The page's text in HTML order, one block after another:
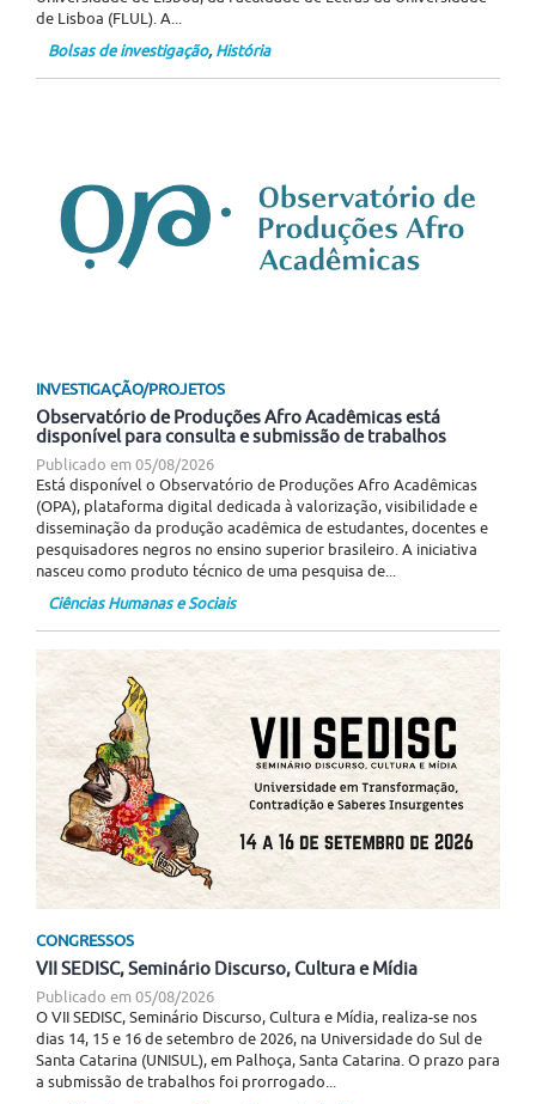
de Lisboa (FLUL). A...
Bolsas de investigação, História
INVESTIGAÇÃO/PROJETOS
Observatório de Produções Afro Acadêmicas está
disponível para consulta e submissão de trabalhos
Publicado em 05/08/2026
Está disponível o Observatório de Produções Afro Acadêmicas
(OPA), plataforma digital dedicada à valorização, visibilidade e
disseminação da produção acadêmica de estudantes, docentes e
pesquisadores negros no ensino superior brasileiro. A iniciativa
nasceu como produto técnico de uma pesquisa de...
Ciências Humanas e Sociais
CONGRESSOS
VII SEDISC, Seminário Discurso, Cultura e Mídia
Publicado em 05/08/2026
O VII SEDISC, Seminário Discurso, Cultura e Mídia, realiza-se nos
dias 14, 15 e 16 de setembro de 2026, na Universidade do Sul de
Santa Catarina (UNISUL), em Palhoça, Santa Catarina. O prazo para
a submissão de trabalhos foi prorrogado...